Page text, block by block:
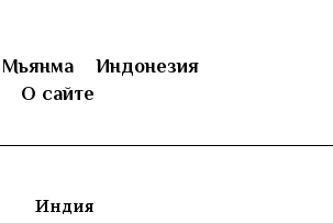
Мьянма
Индонезия
О сайте
Индия